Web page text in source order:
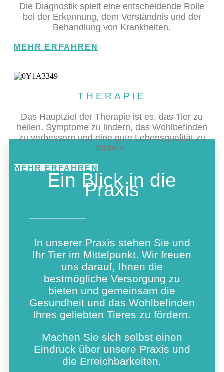
Die Diagnostik spielt eine entscheidende Rolle
bei der Erkennung, dem Verständnis und der
Behandlung von Krankheiten.
MEHR ERFAHREN
THERAPIE
Das Hauptziel der Therapie ist es, das Tier zu
heilen, Symptome zu lindern, das Wohlbefinden
zu verbessern und eine gute Lebensqualität zu
fördern.
MEHR ERFAHREN
Ein Blick in die
Praxis
In unserer Praxis stehen Sie und
Ihr Tier im Mittelpunkt. Wir freuen
uns darauf, Ihnen die
bestmögliche Versorgung zu
bieten und gemeinsam die
Gesundheit und das Wohlbefinden
Ihres geliebten Tieres zu fördern.
Machen Sie sich selbst einen
Eindruck über unsere Praxis und
die Erreichbarkeiten.